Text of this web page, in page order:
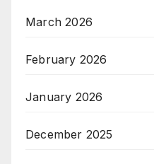
March 2026
February 2026
January 2026
December 2025